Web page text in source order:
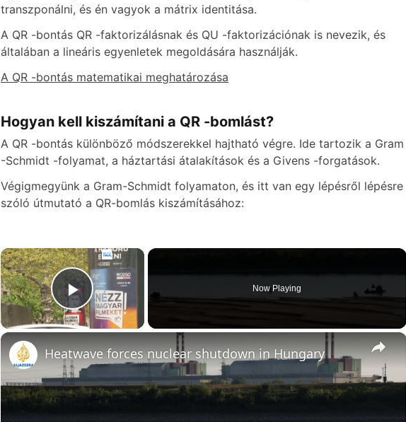
transzponálni, és én vagyok a mátrix identitása.
A QR -bontás QR -faktorizálásnak és QU -faktorizációnak is nevezik, és
általában a lineáris egyenletek megoldására használják.
A QR -bontás matematikai meghatározása
Hogyan kell kiszámítani a QR -bomlást?
A QR -bontás különböző módszerekkel hajtható végre. Ide tartozik a Gram
-Schmidt -folyamat, a háztartási átalakítások és a Givens -forgatások.
Végigmegyünk a Gram-Schmidt folyamaton, és itt van egy lépésről lépésre
szóló útmutató a QR-bomlás kiszámításához:
×
Play Video
Now Playing
×
Heatwave forces nuclear shutdown in Hungary